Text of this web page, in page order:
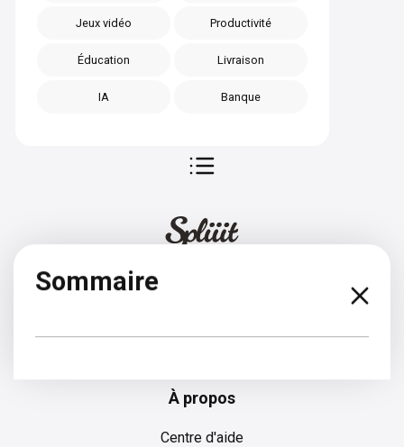
Jeux vidéo Productivité
Éducation Livraison
IA Banque
Sommaire
À propos
Centre d'aide